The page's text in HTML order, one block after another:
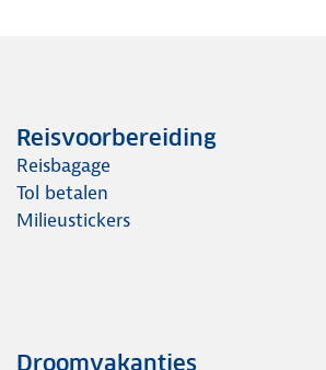
Reisvoorbereiding
Reisbagage
Tol betalen
Milieustickers
Droomvakanties